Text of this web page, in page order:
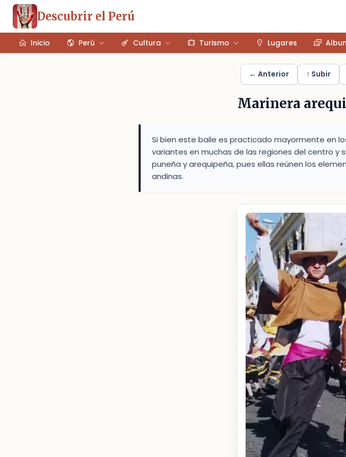
Descubrir el Perú
Inicio Perú Cultura Turismo Lugares
← Anterior ↑ Subir
Marinera
Si bien este baile es practicado mayormente en
variantes en muchas de las regiones del centro y
puneña y arequipeña, pues ellas reúnen los
andinas.